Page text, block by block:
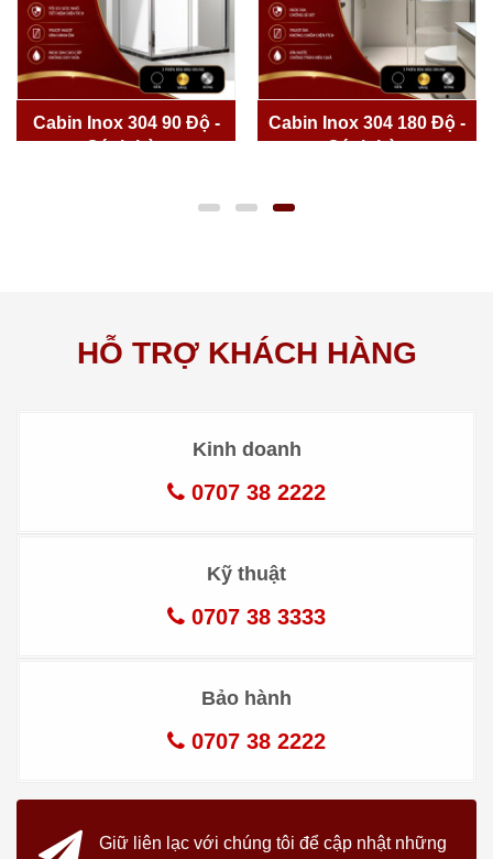
Cabin Inox 304 90 Độ -
Cánh Lùa
Cabin Inox 304 180 Độ -
Cánh Lùa
HỖ TRỢ KHÁCH HÀNG
Kinh doanh
0707 38 2222
Kỹ thuật
0707 38 3333
Bảo hành
0707 38 2222
Giữ liên lạc với chúng tôi để cập nhật những